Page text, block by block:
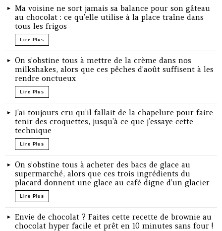
Ma voisine ne sort jamais sa balance pour son gâteau
au chocolat : ce qu’elle utilise à la place traîne dans
tous les frigos
Lire Plus
On s’obstine tous à mettre de la crème dans nos
milkshakes, alors que ces pêches d’août suffisent à les
rendre onctueux
Lire Plus
J’ai toujours cru qu’il fallait de la chapelure pour faire
tenir des croquettes, jusqu’à ce que j’essaye cette
technique
Lire Plus
On s’obstine tous à acheter des bacs de glace au
supermarché, alors que ces trois ingrédients du
placard donnent une glace au café digne d’un glacier
Lire Plus
Envie de chocolat ? Faites cette recette de brownie au
chocolat hyper facile et prêt en 10 minutes sans four !